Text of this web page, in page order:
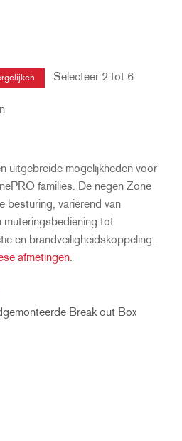
Selecteer 2 tot 6
uitgebreide mogelijkheden voor
families. De negen Zone
besturing, variërend van
muteringsbediening tot
en brandveiligheidskoppeling.
afmetingen.
Break out Box